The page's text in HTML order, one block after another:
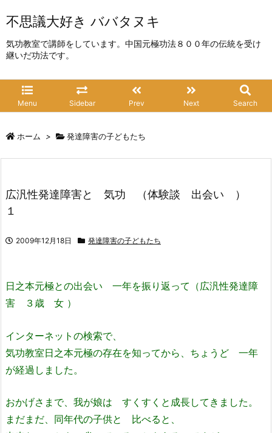
不思議大好き ババタヌキ
気功教室で講師をしています。中国元極功法８００年の伝統を受け
継いだ功法です。
Menu Sidebar Prev Next Search
ホーム > 発達障害の子どもたち
広汎性発達障害と 気功 （体験談 出会い ）
１
2009年12月18日 発達障害の子どもたち
日之本元極との出会い 一年を振り返って（広汎性発達障
害 ３歳 女 ）
インターネットの検索で、
気功教室日之本元極の存在を知ってから、ちょうど 一年
が経過しました。
おかげさまで、我が娘は すくすくと成長してきました。
まだまだ、同年代の子供と 比べると、